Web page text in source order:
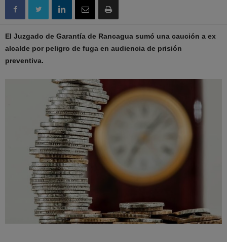
El Juzgado de Garantía de Rancagua sumó una caución a ex
alcalde por peligro de fuga en audiencia de prisión
preventiva.